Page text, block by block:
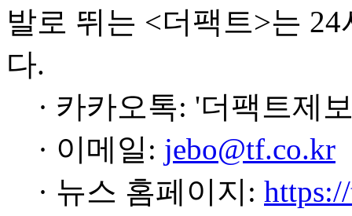
발로 뛰는 <더팩트>는
다.
· 카카오톡: '더팩트제
· 이메일: jebo@tf.co.kr
· 뉴스 홈페이지: